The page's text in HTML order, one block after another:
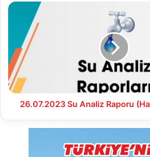
26.07.2023
Raporu
(Haftalık
Analizler)
26.07.2023 Su Analiz Raporu